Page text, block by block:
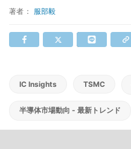
著者： 服部毅
IC Insights TSMC
半導体市場動向 - 最新トレンド